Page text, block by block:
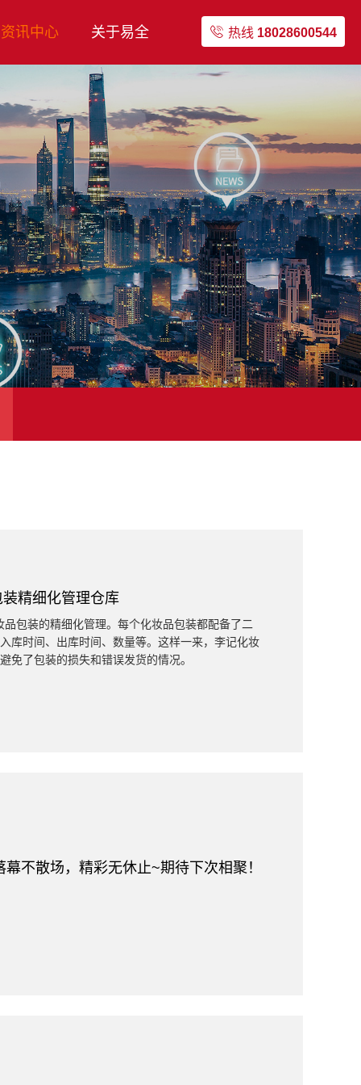
热线 18028600544
资讯中心 关于易全
精细化管理仓库
包装的精细化管理。每个化妆品包装都配备了二
库时间、出库时间、数量等。这样一来，李记化妆
免了包装的损失和错误发货的情况。
不散场，精彩无休止~期待下次相聚！